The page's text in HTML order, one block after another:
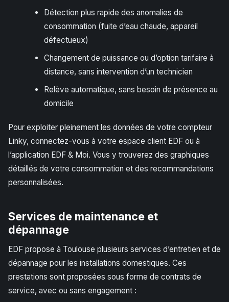
Détection plus rapide des anomalies de
consommation (fuite d’eau chaude, appareil
défectueux)
Changement de puissance ou d’option tarifaire à
distance, sans intervention d’un technicien
Relève automatique, sans besoin de présence au
domicile
Pour exploiter pleinement les données de votre compteur
Linky, connectez-vous à votre espace client EDF ou à
l’application EDF & Moi. Vous y trouverez des graphiques
détaillés de votre consommation et des recommandations
personnalisées.
Services de maintenance et
dépannage
EDF propose à Toulouse plusieurs services d’entretien et de
dépannage pour les installations domestiques. Ces
prestations sont proposées sous forme de contrats de
service, avec ou sans engagement :